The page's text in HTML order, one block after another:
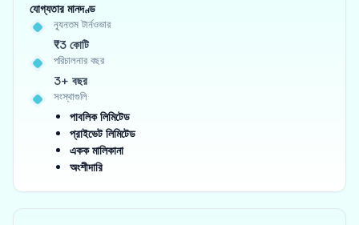
যোগ্যতার মানদণ্ড
ন্যূনতম টার্নওভার
₹3 কোটি
পরিচালনার বছর
3+ বছর
সংস্থাগুলি
পাবলিক লিমিটেড
প্রাইভেট লিমিটেড
একক মালিকানা
অংশীদারি